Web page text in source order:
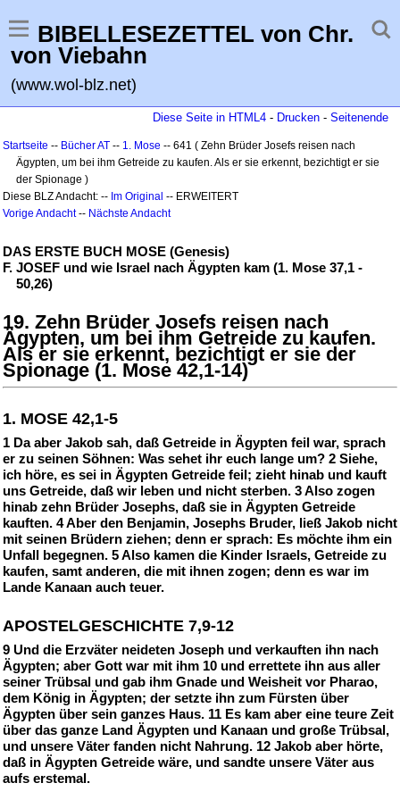
BIBELLESEZETTEL von Chr.
von Viebahn
(www.wol-blz.net)
Diese Seite in HTML4 - Drucken - Seitenende
Startseite -- Bücher AT -- 1. Mose -- 641 ( Zehn Brüder Josefs reisen nach
Ägypten, um bei ihm Getreide zu kaufen. Als er sie erkennt, bezichtigt er sie
der Spionage )
Diese BLZ Andacht: -- Im Original -- ERWEITERT
Vorige Andacht-- Nächste Andacht
DAS ERSTE BUCH MOSE (Genesis)
F. JOSEF und wie Israel nach Ägypten kam (1. Mose 37,1 -
50,26)
19. Zehn Brüder Josefs reisen nach
Ägypten, um bei ihm Getreide zu kaufen.
Als er sie erkennt, bezichtigt er sie der
Spionage (1. Mose 42,1-14)
1. MOSE 42,1-5
1 Da aber Jakob sah, daß Getreide in Ägypten feil war, sprach
er zu seinen Söhnen: Was sehet ihr euch lange um? 2 Siehe,
ich höre, es sei in Ägypten Getreide feil; zieht hinab und kauft
uns Getreide, daß wir leben und nicht sterben. 3 Also zogen
hinab zehn Brüder Josephs, daß sie in Ägypten Getreide
kauften. 4 Aber den Benjamin, Josephs Bruder, ließ Jakob nicht
mit seinen Brüdern ziehen; denn er sprach: Es möchte ihm ein
Unfall begegnen. 5 Also kamen die Kinder Israels, Getreide zu
kaufen, samt anderen, die mit ihnen zogen; denn es war im
Lande Kanaan auch teuer.
APOSTELGESCHICHTE 7,9-12
9 Und die Erzväter neideten Joseph und verkauften ihn nach
Ägypten; aber Gott war mit ihm 10 und errettete ihn aus aller
seiner Trübsal und gab ihm Gnade und Weisheit vor Pharao,
dem König in Ägypten; der setzte ihn zum Fürsten über
Ägypten über sein ganzes Haus. 11 Es kam aber eine teure Zeit
über das ganze Land Ägypten und Kanaan und große Trübsal,
und unsere Väter fanden nicht Nahrung. 12 Jakob aber hörte,
daß in Ägypten Getreide wäre, und sandte unsere Väter aus
aufs erstemal.